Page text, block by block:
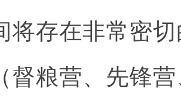
将存在非常密
督粮营、先锋